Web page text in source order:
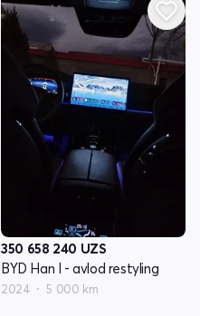
350 658 240 UZS
BYD Han I - avlod restyling
2024 5 000 km